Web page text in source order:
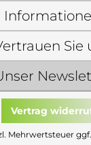
Sie
Vertrag
Mehrwertsteuer